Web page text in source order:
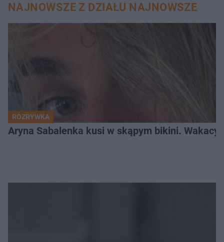
NAJNOWSZE Z DZIAŁU NAJNOWSZE
ROZRYWKA
Aryna Sabalenka kusi w skąpym bikini.